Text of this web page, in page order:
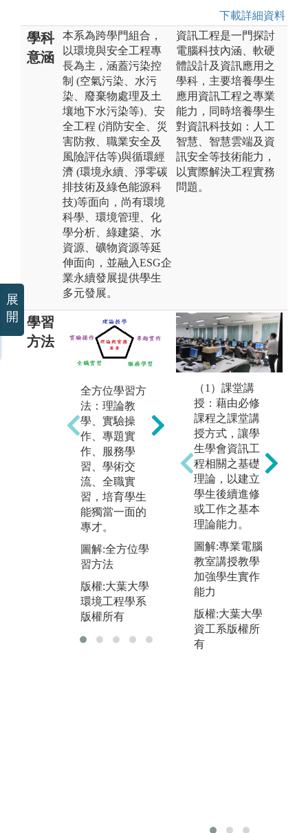
下載詳細資料
學科
意涵
本系為跨學門組合，
以環境與安全工程專
長為主，涵蓋污染控
制 (空氣污染、水污
染、廢棄物處理及土
壤地下水污染等)、安
全工程 (消防安全、災
害防救、職業安全及
風險評估等)與循環經
濟 (環境永續、淨零碳
排技術及綠色能源科
技)等面向，尚有環境
科學、環境管理、化
學分析、綠建築、水
資源、礦物資源等延
伸面向，並融入ESG企
業永續發展提供學生
多元發展。
資訊工程是一門探討
電腦科技內涵、軟硬
體設計及資訊應用之
學科，主要培養學生
應用資訊工程之專業
能力，同時培養學生
對資訊科技如：人工
智慧、智慧雲端及資
訊安全等技術能力，
以實際解決工程實務
問題。
學習
方法
全方位學習方
法：理論教
學、實驗操
作、專題實
作、服務學
習、學術交
流、全職實
習，培育學生
能獨當一面的
專才。
圖解:全方位學
習方法
版權:大葉大學
環境工程學系
版權所有
實驗課程以培
養同學實事求
是、耐心認真
的研究精神。
圖解:教師認真
教導實驗
版權:大葉大學
環境工程學系
版權所有
（1）課堂講
授：藉由必修
課程之課堂講
授方式，讓學
生學會資訊工
程相關之基礎
理論，以建立
學生後續進修
或工作之基本
理論能力。
圖解:專業電腦
教室講授教學
加強學生實作
能力
版權:大葉大學
資工系版權所
有
展
開